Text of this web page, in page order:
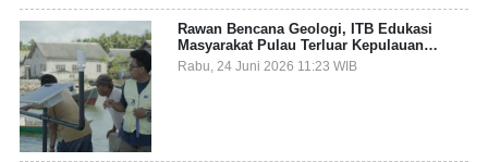
Rawan Bencana Geologi, ITB Edukasi
Masyarakat Pulau Terluar Kepulauan
Selayar Terkait Mitigasi Berbasis Kawasan
Pesisir
Rabu, 24 Juni 2026 11:23 WIB